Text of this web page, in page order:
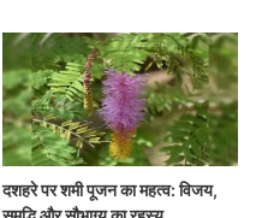
दशहरे पर शमी पूजन का महत्व: विजय,